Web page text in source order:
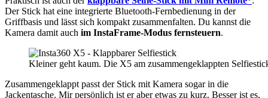
Der Stick hat eine integrierte Bluetooth-Fernbedienung in der
Griffbasis und lässt sich kompakt zusammenfalten. Du kannst die
Kamera damit auch im InstaFrame-Modus fernsteuern.
Kleiner geht kaum. Die X5 am zusammengeklappten
Zusammengeklappt passt der Stick mit Kamera sogar in die
Jackentasche. Mir persönlich ist er aber etwas zu kurz. Besser ist es,